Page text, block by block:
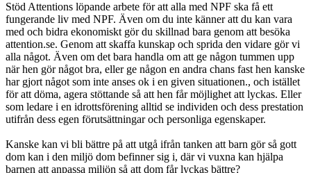
Stöd Attentions löpande arbete för att alla med NPF ska få ett
fungerande liv med NPF. Även om du inte känner att du kan vara
med och bidra ekonomiskt gör du skillnad bara genom att besöka
attention.se. Genom att skaffa kunskap och sprida den vidare gör vi
alla något. Även om det bara handla om att ge någon tummen upp
när hen gör något bra, eller ge någon en andra chans fast hen kanske
har gjort något som inte anses ok i en given situationen., och istället
för att döma, agera stöttande så att hen får möjlighet att lyckas. Eller
som ledare i en idrottsförening alltid se individen och dess prestation
utifrån dess egen förutsättningar och personliga egenskaper.
Kanske kan vi bli bättre på att utgå ifrån tanken att barn gör så gott
dom kan i den miljö dom befinner sig i, där vi vuxna kan hjälpa
barnen att anpassa miljön så att dom får lyckas bättre?